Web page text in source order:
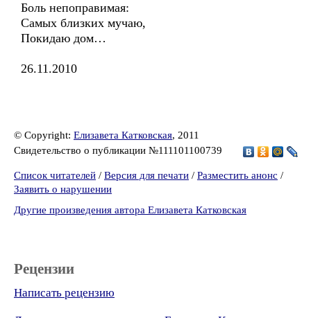
Боль непоправимая:
Самых близких мучаю,
Покидаю дом…
26.11.2010
© Copyright: Елизавета Катковская, 2011
Свидетельство о публикации №111101100739
Список читателей / Версия для печати / Разместить анонс /
Заявить о нарушении
Другие произведения автора Елизавета Катковская
Рецензии
Написать рецензию